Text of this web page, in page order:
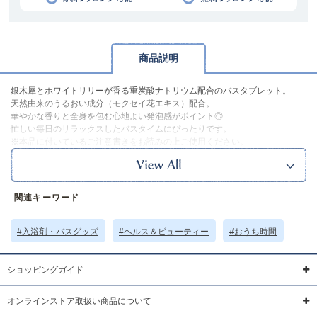
商品説明
銀木犀とホワイトリリーが香る重炭酸ナトリウム配合のバスタブレット。
天然由来のうるおい成分（モクセイ花エキス）配合。
華やかな香りと全身を包む心地よい発泡感がポイント◎
忙しい毎日のリラックスしたバスタイムにぴったりです。
※本品に付いているご注意書きをお読みの上ご使用ください。
※実物の色味に近づけて撮影していますが、ご使用の端末やモニター環境に
より、実際の色味と異なって見える場合がございます。
サイズ詳細 (cm)約
内容量40g
素材・原材料
関連キーワード
#入浴剤・バスグッズ #ヘルス＆ビューティー #おうち時間
ショッピングガイド
オンラインストア取扱い商品について